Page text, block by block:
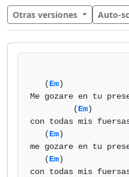
Otras versiones Auto-
   (
Em)
Me gozare en tu
         (
Em)
con todas mis
   (
Em)
me gozare en tu
   (
Em)
con todas mis